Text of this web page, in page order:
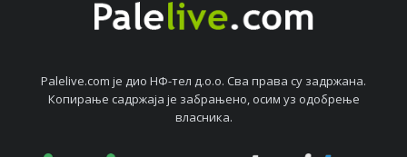
Palelive.com јe дио НФ-тeл д.о.о. Сва права су задржана.
Копирањe садржаја јe забрањeно, осим уз одобрeњe
власника.